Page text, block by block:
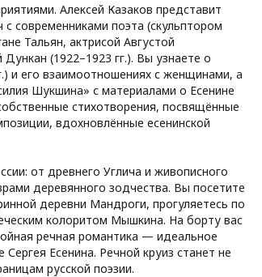
Алексей Казаков представит
современниками поэта (скульптором
Тальян, актрисой Августой
(1922–1923 гг.). Вы узнаете о
и его взаимоотношениях с женщинами, а
Шукшина» с материалами о Есенине
стихотворения, посвящённые
вдохновлённые есенинской
от древнего Углича и живописного
деревянного зодчества. Вы посетите
деревни Мандроги, прогуляетесь по
колоритом Мышкина. На борту вас
речная романтика — идеальное
Есенина. Речной круиз станет не
русской поэзии.